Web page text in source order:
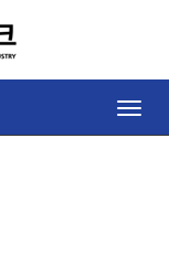
Toggle